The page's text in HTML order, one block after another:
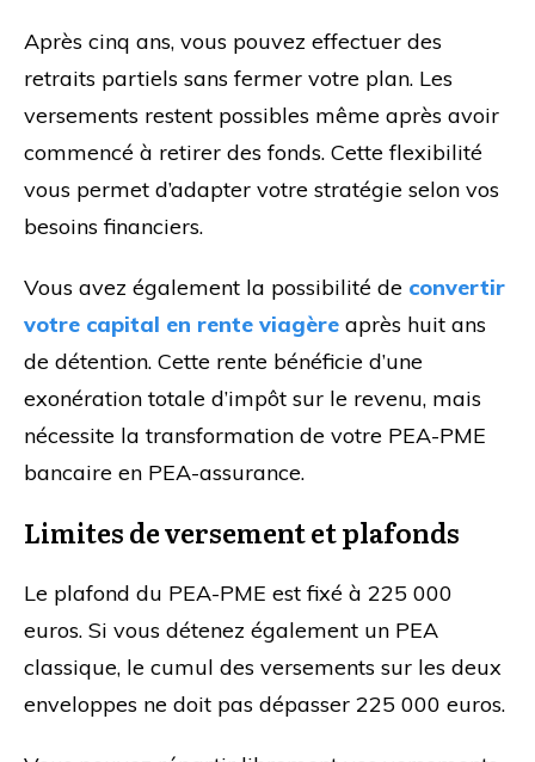
Après cinq ans, vous pouvez effectuer des
retraits partiels sans fermer votre plan. Les
versements restent possibles même après avoir
commencé à retirer des fonds. Cette flexibilité
vous permet d’adapter votre stratégie selon vos
besoins financiers.
Vous avez également la possibilité de convertir
votre capital en rente viagère après huit ans
de détention. Cette rente bénéficie d’une
exonération totale d’impôt sur le revenu, mais
nécessite la transformation de votre PEA-PME
bancaire en PEA-assurance.
Limites de versement et plafonds
Le plafond du PEA-PME est fixé à 225 000
euros. Si vous détenez également un PEA
classique, le cumul des versements sur les deux
enveloppes ne doit pas dépasser 225 000 euros.